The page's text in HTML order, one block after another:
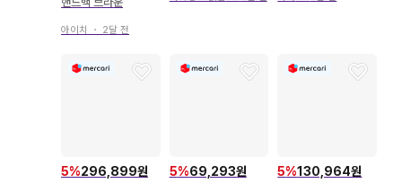
아이치 ・ 2달 전
5%296,899원 5%69,293원 5%130,964원